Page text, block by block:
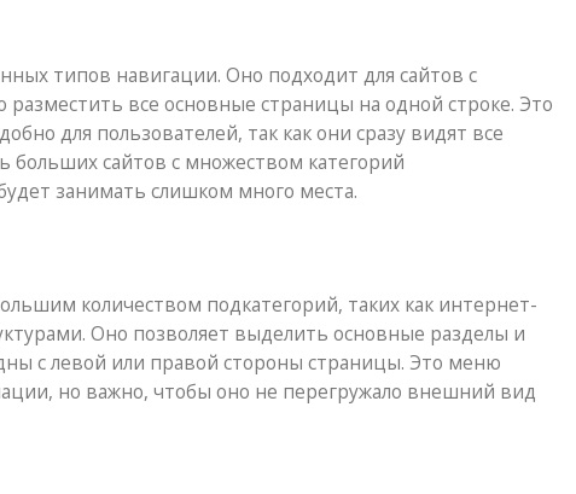
типов навигации. Оно подходит для сайтов с
все основные страницы на одной строке. Это
для пользователей, так как они сразу видят все
больших сайтов с множеством категорий
занимать слишком много места.
количеством подкатегорий, таких как интернет-
Оно позволяет выделить основные разделы и
с левой или правой стороны страницы. Это меню
но важно, чтобы оно не перегружало внешний вид